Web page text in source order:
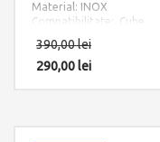
Material: INOX
Compatibilitate: Cube
390,00lei
290,00lei